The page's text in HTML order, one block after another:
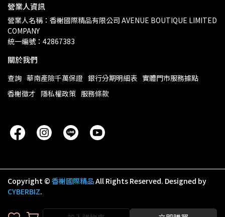
營業人資訊
營業人名稱：香榭國際精品有限公司 AVENUE BOUTIQUE LIMITED
COMPANY
統一編號：42867383
關於我們
查詢 華南產險千萬保證 銀行分期明細表 實體門市服務據點
香榭徵才 隱私權政策 服務條款
Copyright © 香榭國際精品All Rights Reserved. Designed by
CYBERBIZ.